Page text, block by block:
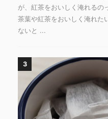
が、紅茶をおいしく淹れる
茶葉や紅茶をおいしく淹れた
ないと ...
3